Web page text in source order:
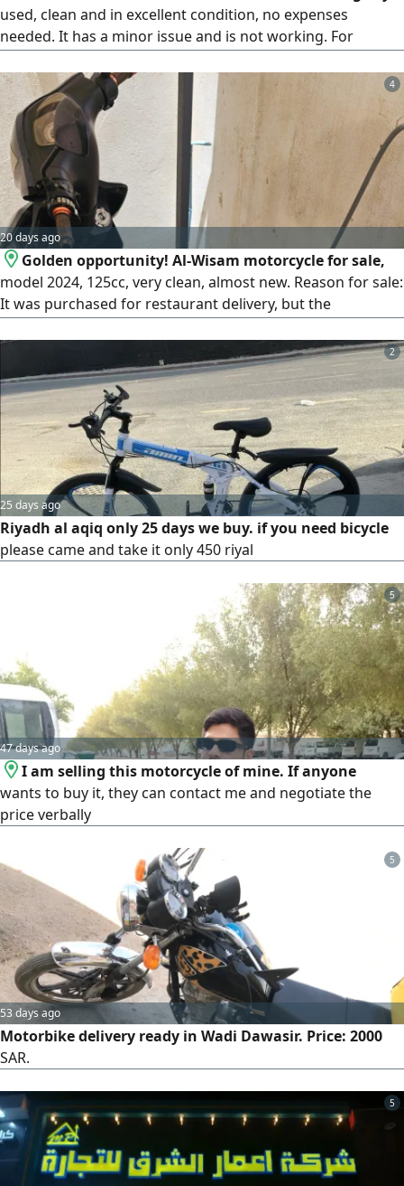
used, clean and in excellent condition, no expenses
needed. It has a minor issue and is not working. For
1499
4
20 days ago
Golden opportunity! Al-Wisam motorcycle for sale,
model 2024, 125cc, very clean, almost new. Reason for sale:
It was purchased for restaurant delivery, but the
is licensed, has a plate, and its registration is valid for more
than a year. Price: 3000 Saudi Riyals, reasonable
negotiation possible. Ready for transfer. For details,
contact via private message.
2
25 days ago
Riyadh al aqiq only 25 days we buy. if you need bicycle
please came and take it only 450 riyal
5
47 days ago
I am selling this motorcycle of mine. If anyone
wants to buy it, they can contact me and negotiate the
price verbally
5
53 days ago
Motorbike delivery ready in Wadi Dawasir. Price: 2000
SAR.
5